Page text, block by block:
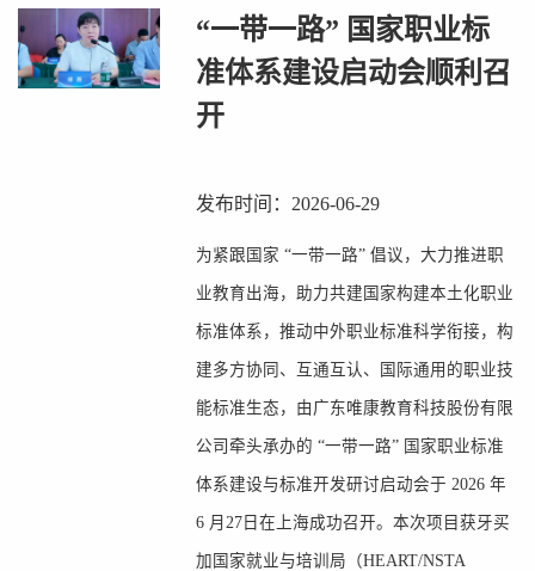
“一带一路” 国家职业标
准体系建设启动会顺利召
开
发布时间：2026-06-29
为紧跟国家 “一带一路” 倡议，大力推进职
业教育出海，助力共建国家构建本土化职业
标准体系，推动中外职业标准科学衔接，构
建多方协同、互通互认、国际通用的职业技
能标准生态，由广东唯康教育科技股份有限
公司牵头承办的 “一带一路” 国家职业标准
体系建设与标准开发研讨启动会于 2026 年
6 月27日在上海成功召开。本次项目获牙买
加国家就业与培训局（HEART/NSTA